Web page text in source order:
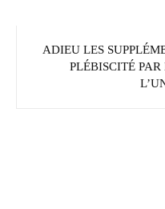
ADIEU LES
PLÉBISCITÉ